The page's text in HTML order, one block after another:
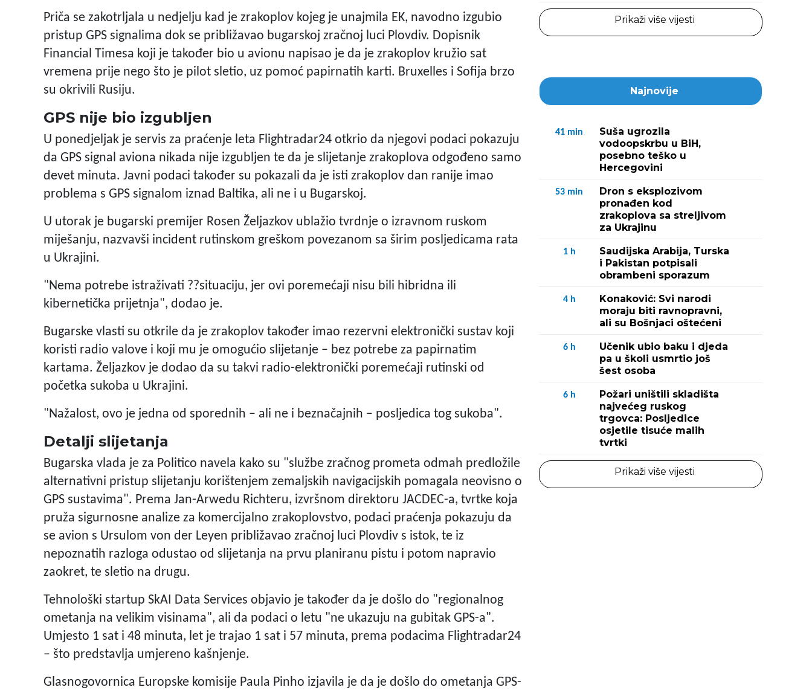
Priča se zakotrljala u nedjelju kad je zrakoplov kojeg je unajmila EK, navodno izgubio
pristup GPS signalima dok se približavao bugarskoj zračnoj luci Plovdiv. Dopisnik
Financial Timesa koji je također bio u avionu napisao je da je zrakoplov kružio sat
vremena prije nego što je pilot sletio, uz pomoć papirnatih karti. Bruxelles i Sofija brzo
su okrivili Rusiju.
GPS nije bio izgubljen
U ponedjeljak je servis za praćenje leta Flightradar24 otkrio da njegovi podaci pokazuju
da GPS signal aviona nikada nije izgubljen te da je slijetanje zrakoplova odgođeno samo
devet minuta. Javni podaci također su pokazali da je isti zrakoplov dan ranije imao
problema s GPS signalom iznad Baltika, ali ne i u Bugarskoj.
U utorak je bugarski premijer Rosen Željazkov ublažio tvrdnje o izravnom ruskom
miješanju, nazvavši incident rutinskom greškom povezanom sa širim posljedicama rata
u Ukrajini.
"Nema potrebe istraživati ??situaciju, jer ovi poremećaji nisu bili hibridna ili
kibernetička prijetnja", dodao je.
Bugarske vlasti su otkrile da je zrakoplov također imao rezervni elektronički sustav koji
koristi radio valove i koji mu je omogućio slijetanje – bez potrebe za papirnatim
kartama. Željazkov je dodao da su takvi radio-elektronički poremećaji rutinski od
početka sukoba u Ukrajini.
"Nažalost, ovo je jedna od sporednih – ali ne i beznačajnih – posljedica tog sukoba".
Detalji slijetanja
Bugarska vlada je za Politico navela kako su "službe zračnog prometa odmah predložile
alternativni pristup slijetanju korištenjem zemaljskih navigacijskih pomagala neovisno o
GPS sustavima". Prema Jan-Arwedu Richteru, izvršnom direktoru JACDEC-a, tvrtke koja
pruža sigurnosne analize za komercijalno zrakoplovstvo, podaci praćenja pokazuju da
se avion s Ursulom von der Leyen približavao zračnoj luci Plovdiv s istok, te iz
nepoznatih razloga odustao od slijetanja na prvu planiranu pistu i potom napravio
zaokret, te sletio na drugu.
Tehnološki startup SkAI Data Services objavio je također da je došlo do "regionalnog
ometanja na velikim visinama", ali da podaci o letu "ne ukazuju na gubitak GPS-a".
Umjesto 1 sat i 48 minuta, let je trajao 1 sat i 57 minuta, prema podacima Flightradar24
– što predstavlja umjereno kašnjenje.
Glasnogovornica Europske komisije Paula Pinho izjavila je da je došlo do ometanja GPS-
Prikaži više vijesti
Najnovije
41 min
Suša ugrozila
vodoopskrbu u BiH,
posebno teško u
Hercegovini
53 min
Dron s eksplozivom
pronađen kod
zrakoplova sa streljivom
za Ukrajinu
1 h
Saudijska Arabija, Turska
i Pakistan potpisali
obrambeni sporazum
4 h
Konaković: Svi narodi
moraju biti ravnopravni,
ali su Bošnjaci oštećeni
6 h
Učenik ubio baku i djeda
pa u školi usmrtio još
šest osoba
6 h
Požari uništili skladišta
najvećeg ruskog
trgovca: Posljedice
osjetile tisuće malih
tvrtki
Prikaži više vijesti